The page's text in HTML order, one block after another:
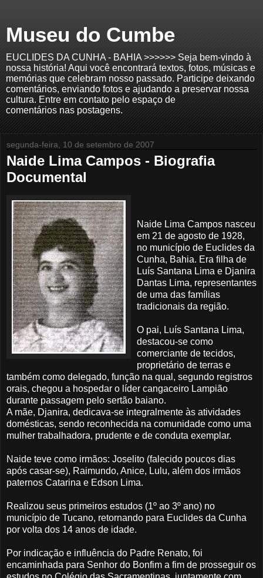
Museu do Cumbe
EUCLIDES DA CUNHA - BAHIA >>>>>> Seja bem-vindo à
nossa história! Aqui você encontrará textos, fotos, músicas e
memórias que celebram nosso passado. Participe deixando
comentários, enviando fotos e ajudando a preservar nossa
cultura. Entre em contato pelo espaço de
comentários nas postagens.
segunda-feira, 10 de setembro de 2007
Naide Lima Campos - Biografia
Documental
Naide Lima Campos nasceu
em 21 de agosto de 1928,
no município de Euclides da
Cunha, Bahia. Era filha de
Luís Santana Lima e Djanira
Dantas Lima, representantes
de uma das famílias
tradicionais da região.
O pai, Luís Santana Lima,
destacou-se como
comerciante de tecidos,
proprietário de terras e
também como delegado, função na qual, segundo registros
orais, chegou a hospedar o líder cangaceiro Lampião
durante passagem pelo sertão baiano.
A mãe, Djanira, dedicava-se integralmente às atividades
domésticas, sendo reconhecida na comunidade como uma
mulher trabalhadora, prudente e de conduta exemplar.
Naide teve como irmãos: Joselito (falecido poucos dias
após casar-se), Raimundo, Anice, Lulu, além dos irmãos
paternos Catarina e Edson Lima.
Realizou seus primeiros estudos (1º ao 3º ano) no
município de Tucano, retornando para Euclides da Cunha
por volta dos 14 anos de idade.
Por indicação e influência do Padre Renato, foi
encaminhada para Senhor do Bonfim a fim de prosseguir os